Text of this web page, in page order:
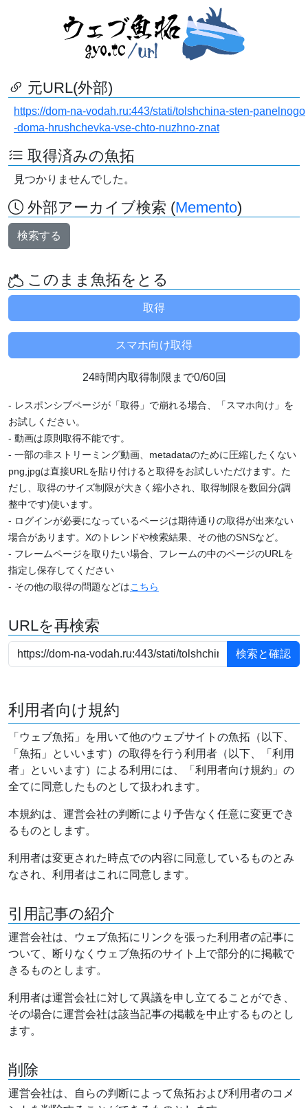
元URL(外部)
https://dom-na-vodah.ru:443/stati/tolshchina-sten-panelnogo
-doma-hrushchevka-vse-chto-nuzhno-znat
取得済みの魚拓
見つかりませんでした。
外部アーカイブ検索 (Memento)
検索する
このまま魚拓をとる
24時間内取得制限まで0/60回
- レスポンシブページが「取得」で崩れる場合、「スマホ向け」を
お試しください。
- 動画は原則取得不能です。
- 一部の非ストリーミング動画、metadataのために圧縮したくない
png,jpgは直接URLを貼り付けると取得をお試しいただけます。た
だし、取得のサイズ制限が大きく縮小され、取得制限を数回分(調
整中です)使います。
- ログインが必要になっているページは期待通りの取得が出来ない
場合があります。Xのトレンドや検索結果、その他のSNSなど。
- フレームページを取りたい場合、フレームの中のページのURLを
指定し保存してください
- その他の取得の問題などはこちら
URLを再検索
利用者向け規約
「ウェブ魚拓」を用いて他のウェブサイトの魚拓（以下、
「魚拓」といいます）の取得を行う利用者（以下、「利用
者」といいます）による利用には、「利用者向け規約」の
全てに同意したものとして扱われます。
本規約は、運営会社の判断により予告なく任意に変更でき
るものとします。
利用者は変更された時点での内容に同意しているものとみ
なされ、利用者はこれに同意します。
引用記事の紹介
運営会社は、ウェブ魚拓にリンクを張った利用者の記事に
ついて、断りなくウェブ魚拓のサイト上で部分的に掲載で
きるものとします。
利用者は運営会社に対して異議を申し立てることができ、
その場合に運営会社は該当記事の掲載を中止するものとし
ます。
削除
運営会社は、自らの判断によって魚拓および利用者のコメ